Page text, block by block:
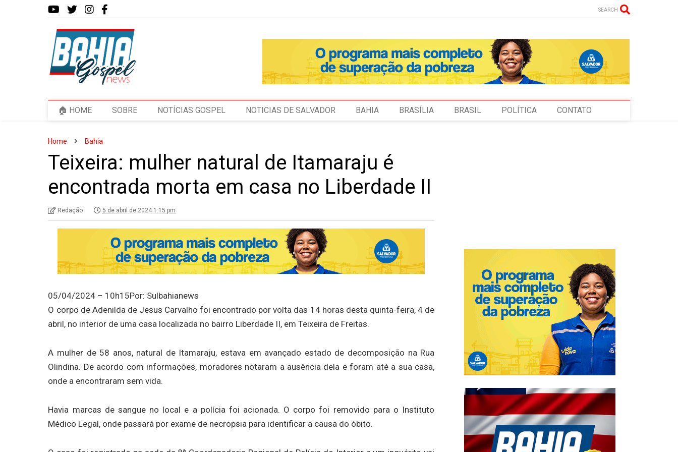
SEARCH
🏠 HOME SOBRE NOTÍCIAS GOSPEL NOTICIAS DE SALVADOR BAHIA BRASÍLIA BRASIL POLÍTICA CONTATO
Home Bahia
Teixeira: mulher natural de Itamaraju é
encontrada morta em casa no Liberdade II
Redação 5 de abril de 2024 1:15 pm
05/04/2024 – 10h15Por: Sulbahianews
O corpo de Adenilda de Jesus Carvalho foi encontrado por volta das 14 horas desta quinta-feira, 4 de
abril, no interior de uma casa localizada no bairro Liberdade II, em Teixeira de Freitas.
A mulher de 58 anos, natural de Itamaraju, estava em avançado estado de decomposição na Rua
Olindina. De acordo com informações, moradores notaram a ausência dela e foram até a sua casa,
onde a encontraram sem vida.
Havia marcas de sangue no local e a polícia foi acionada. O corpo foi removido para o Instituto
Médico Legal, onde passará por exame de necropsia para identificar a causa do óbito.